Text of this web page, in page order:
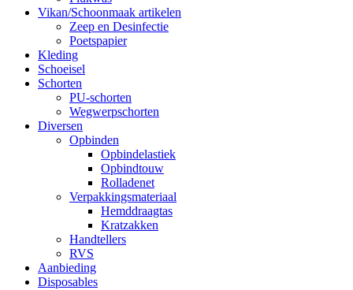
Vikan/Schoonmaak artikelen
Zeep en Desinfectie
Poetspapier
Kleding
Schoeisel
Schorten
PU-schorten
Wegwerpschorten
Diversen
Opbinden
Opbindelastiek
Opbindtouw
Rolladenet
Verpakkingsmateriaal
Hemddraagtas
Kratzakken
Handtellers
RVS
Aanbieding
Disposables